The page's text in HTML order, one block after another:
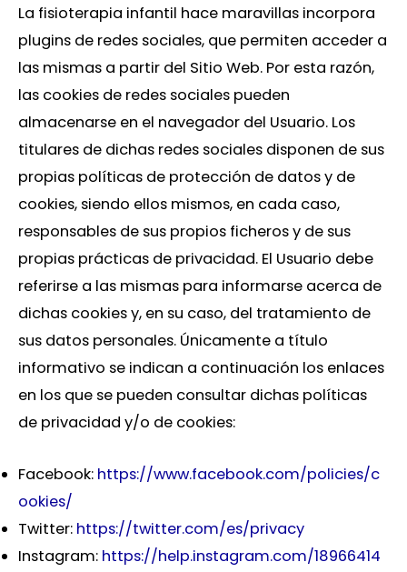
La fisioterapia infantil hace maravillas incorpora
plugins de redes sociales, que permiten acceder a
las mismas a partir del Sitio Web. Por esta razón,
las cookies de redes sociales pueden
almacenarse en el navegador del Usuario. Los
titulares de dichas redes sociales disponen de sus
propias políticas de protección de datos y de
cookies, siendo ellos mismos, en cada caso,
responsables de sus propios ficheros y de sus
propias prácticas de privacidad. El Usuario debe
referirse a las mismas para informarse acerca de
dichas cookies y, en su caso, del tratamiento de
sus datos personales. Únicamente a título
informativo se indican a continuación los enlaces
en los que se pueden consultar dichas políticas
de privacidad y/o de cookies:
Facebook: https://www.facebook.com/policies/c
ookies/
Twitter: https://twitter.com/es/privacy
Instagram: https://help.instagram.com/18966414